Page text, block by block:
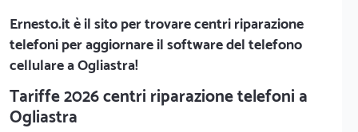
Ernesto.itè il sito per trovare centri riparazione
telefoni per aggiornare il software del telefono
cellulare a Ogliastra!
Tariffe 2026 centri riparazione telefoni a
Ogliastra